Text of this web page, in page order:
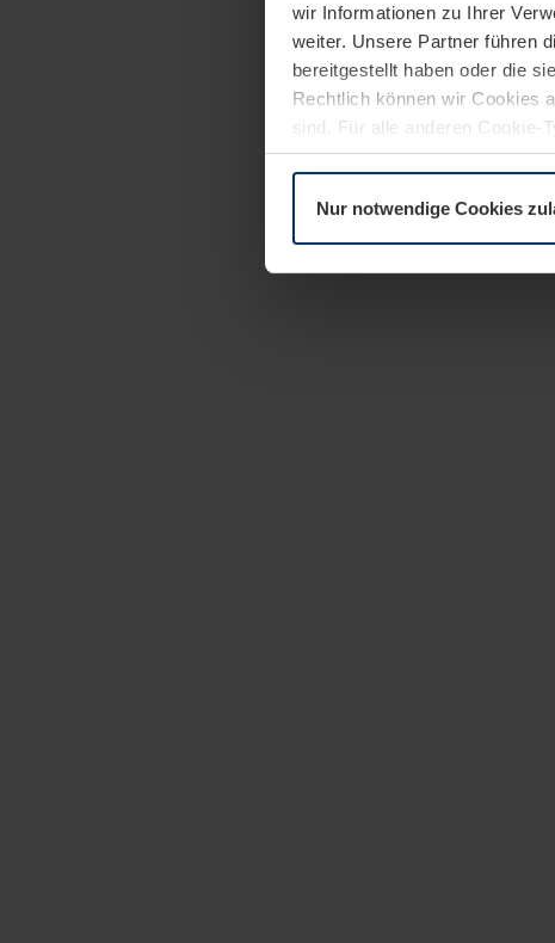
wir Informationen zu Ihrer
weiter. Unsere Partner führen
bereitgestellt haben oder die
Rechtlich können wir Cookies
sind. Für alle anderen Cookie-
Erläuterung auf der Seite
Nur notwendige Cookies